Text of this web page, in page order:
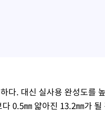
다. 대신 실사용 완성도를
0.5㎜ 얇아진 13.2㎜가